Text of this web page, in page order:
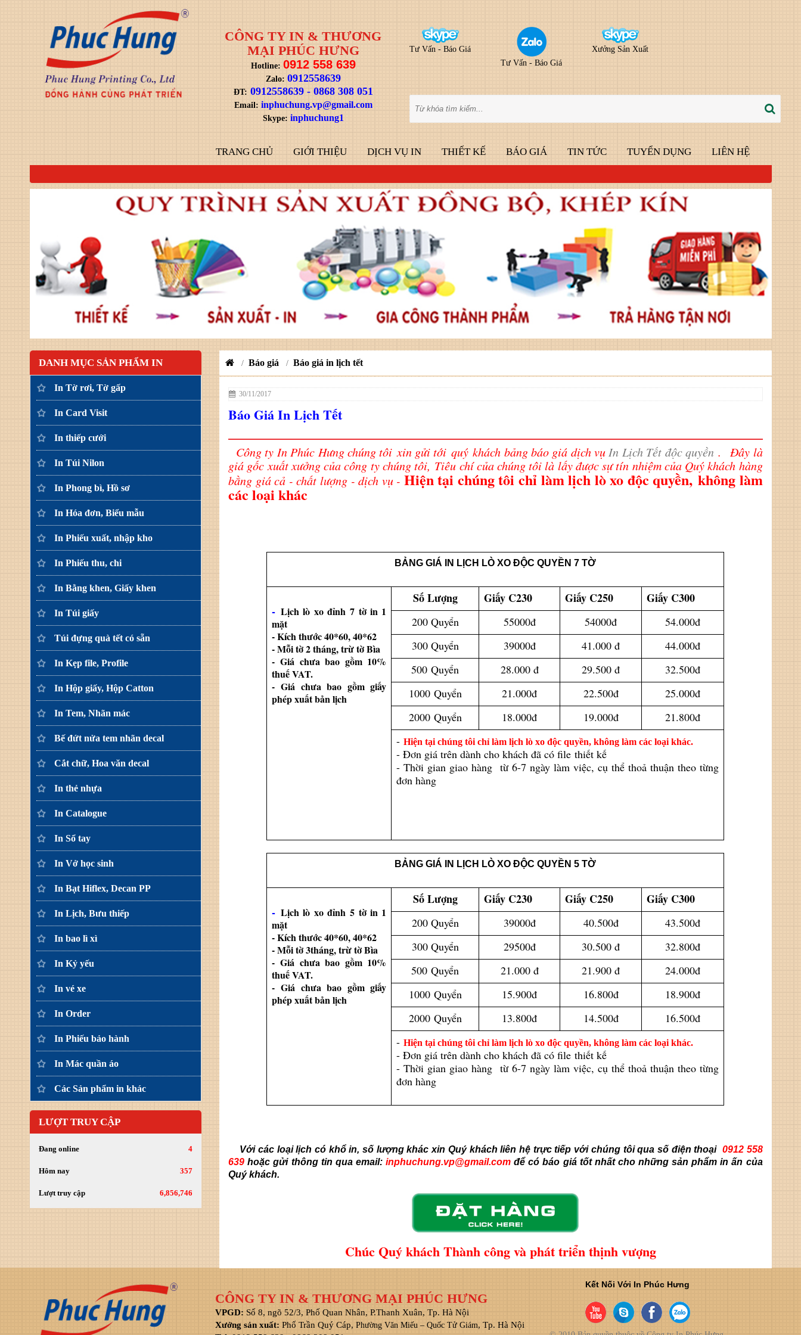
CÔNG TY IN & THƯƠNG
MẠI PHÚC HƯNG
Hotline: 0912 558 639
Zalo: 0912558639
ĐT: 0912558639-0868 308 051
Email: inphuchung.vp@gmail.com
Skype: inphuchung1
Tư Vấn - Báo Giá
Tư Vấn - Báo Giá
Xưởng Sản Xuất
TRANG CHỦ GIỚI THIỆU DỊCH VỤ IN THIẾT KẾ BÁO GIÁ TIN TỨC TUYỂN DỤNG LIÊN HỆ
DANH MỤC SẢN PHẨM IN
In Tờ rơi, Tờ gấp
In Card Visit
In thiếp cưới
In Túi Nilon
In Phong bì, Hồ sơ
In Hóa đơn, Biểu mẫu
In Phiếu xuất, nhập kho
In Phiếu thu, chi
In Bằng khen, Giấy khen
In Túi giấy
Túi đựng quà tết có sẵn
In Kẹp file, Profile
In Hộp giấy, Hộp Catton
In Tem, Nhãn mác
Bế đứt nửa tem nhãn decal
Cắt chữ, Hoa văn decal
In thẻ nhựa
In Catalogue
In Sổ tay
In Vở học sinh
In Bạt Hiflex, Decan PP
In Lịch, Bưu thiếp
In bao lì xì
In Kỷ yếu
In vé xe
In Order
In Phiếu bảo hành
In Mác quần áo
Các Sản phẩm in khác
LƯỢT TRUY CẬP
Đang online 4
Hôm nay 357
Lượt truy cập 6,856,746
/Báo giá /Báo giá in lịch tết
30/11/2017
Báo Giá In Lịch Tết
Công ty In Phúc Hưng chúng tôi xin gửi tới quý khách bảng báo giá dịch vụIn Lịch Tết độc quyền .
Đây là
giá gốc xuất xưởng của công ty chúng tôi, Tiêu chí của chúng tôi là lấy được sự tín nhiệm của Quý khách hàng
bằng giá cả - chất lượng - dịch vụ - Hiện tại chúng tôi chỉ làm lịch lò xo độc quyền, không làm
các loại khác
BẢNG GIÁ IN LỊCH LÒ XO ĐỘC QUYỀN 7 TỜ
- Lịch lò xo đỉnh 7 tờ in 1
mặt
- Kích thước 40*60, 40*62
- Mỗi tờ 2 tháng, trừ tờ Bìa
- Giá chưa bao gồm 10%
thuế VAT.
- Giá chưa bao gồm giấy
phép xuất bản lịch
Số Lượng Giấy C230 Giấy C250 Giấy C300
200 Quyển 55000đ 54000đ
54.000đ
300 Quyển
39000đ 41.000 đ
44.000đ
500Quyển 28.000 đ 29.500 đ
32.500đ
1000 Quyển 21.000đ 22.500đ
25.000đ
2000 Quyển 18.000đ 19.000đ
21.800đ
-Hiện tại chúng tôi chỉ làm lịch lò xo độc quyền, không làm các loại khác.
- Đơn giá trên dành cho khách đã có file thiết kế
- Thời gian giao hàng từ 6-7 ngày làm việc, cụ thể thoả thuận theo từng
đơn hàng
BẢNG GIÁ IN LỊCH LÒ XO ĐỘC QUYỀN 5 TỜ
- Lịch lò xo đỉnh 5 tờ in 1
mặt
- Kích thước 40*60, 40*62
- Mỗi tờ 3tháng, trừ tờ Bìa
- Giá chưa bao gồm 10%
thuế VAT.
- Giá chưa bao gồm giấy
phép xuất bản lịch
Số Lượng Giấy C230 Giấy C250 Giấy C300
200 Quyển 39000đ 40.500đ
43.500đ
300 Quyển
29500đ 30.500 đ
32.800đ
500Quyển 21.000 đ 21.900 đ
24.000đ
1000 Quyển 15.900đ 16.800đ
18.900đ
2000 Quyển 13.800đ 14.500đ
16.500đ
-Hiện tại chúng tôi chỉ làm lịch lò xo độc quyền, không làm các loại khác.
- Đơn giá trên dành cho khách đã có file thiết kế
- Thời gian giao hàng từ 6-7 ngày làm việc, cụ thể thoả thuận theo từng
đơn hàng
Với các loại lịch có khổ in, số lượng khác xin Quý khách liên hệ trực tiếp với chúng tôi qua số điện thoại 0912 558
639 hoặc gửi thông tin qua email: inphuchung.vp@gmail.com để có báo giá tốt nhất cho những sản phẩm in ấn của
Quý khách.
Chúc Quý khách Thành công và phát triển thịnh vượng
CÔNG TY IN & THƯƠNG MẠI PHÚC HƯNG
VPGD: Số 8, ngõ 52/3, Phố Quan Nhân, P.Thanh Xuân, Tp. Hà Nội
Xưởng sản xuất: Phố Trần Quý Cáp, Phường Văn Miếu – Quốc Tử Giám, Tp. Hà Nội
Kết Nối Với In Phúc Hưng